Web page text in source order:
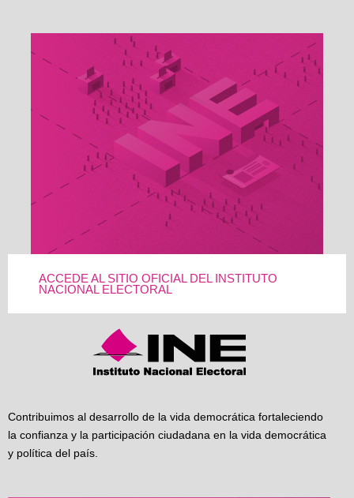
ACCEDE AL SITIO OFICIAL DEL INSTITUTO
NACIONAL ELECTORAL
Contribuimos al desarrollo de la vida democrática fortaleciendo
la confianza y la participación ciudadana en la vida democrática
y política del país.